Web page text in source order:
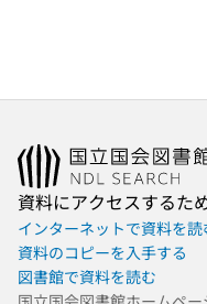
資料にアクセスするた
インターネットで資料を読
資料のコピーを入手する
図書館で資料を読む